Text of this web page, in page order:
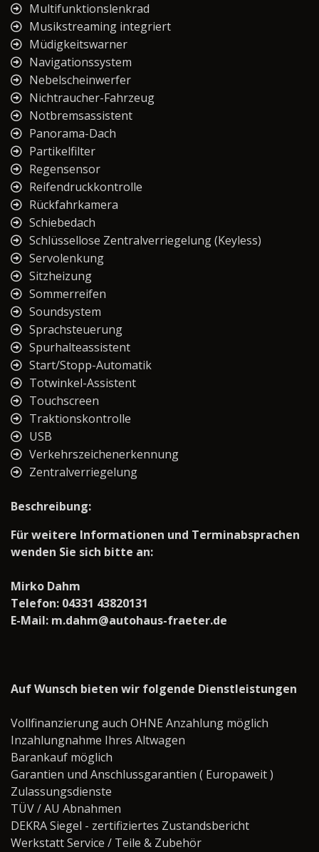
Multifunktionslenkrad
Musikstreaming integriert
Müdigkeitswarner
Navigationssystem
Nebelscheinwerfer
Nichtraucher-Fahrzeug
Notbremsassistent
Panorama-Dach
Partikelfilter
Regensensor
Reifendruckkontrolle
Rückfahrkamera
Schiebedach
Schlüssellose Zentralverriegelung (Keyless)
Servolenkung
Sitzheizung
Sommerreifen
Soundsystem
Sprachsteuerung
Spurhalteassistent
Start/Stopp-Automatik
Totwinkel-Assistent
Touchscreen
Traktionskontrolle
USB
Verkehrszeichenerkennung
Zentralverriegelung
Beschreibung:
Für weitere Informationen und Terminabsprachen
wenden Sie sich bitte an:
Mirko Dahm
Telefon: 04331 43820131
E-Mail: m.dahm@autohaus-fraeter.de
Auf Wunsch bieten wir folgende Dienstleistungen
Vollfinanzierung auch OHNE Anzahlung möglich
Inzahlungnahme Ihres Altwagen
Barankauf möglich
Garantien und Anschlussgarantien ( Europaweit )
Zulassungsdienste
TÜV / AU Abnahmen
DEKRA Siegel - zertifiziertes Zustandsbericht
Werkstatt Service / Teile & Zubehör